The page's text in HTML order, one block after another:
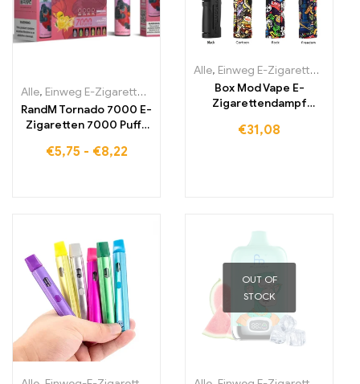
Alle, Einweg E-Zigaretten Einweg-E-Zigaretten Belgien
RandM Tornado 7000 E-
Zigaretten 7000 Puffs
€5,75 - €8,22
Alle, Einweg E-Zigaretten
Box Mod Vape E-
Zigarettendampf
Electroii
€31,08
OUT OF
STOCK